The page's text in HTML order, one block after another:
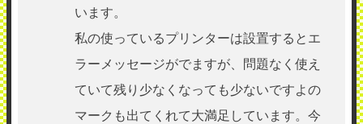
います。
私の使っているプリンターは設置するとエ
ラーメッセージがでますが、問題なく使え
ていて残り少なくなっても少ないですよの
マークも出てくれて大満足しています。今